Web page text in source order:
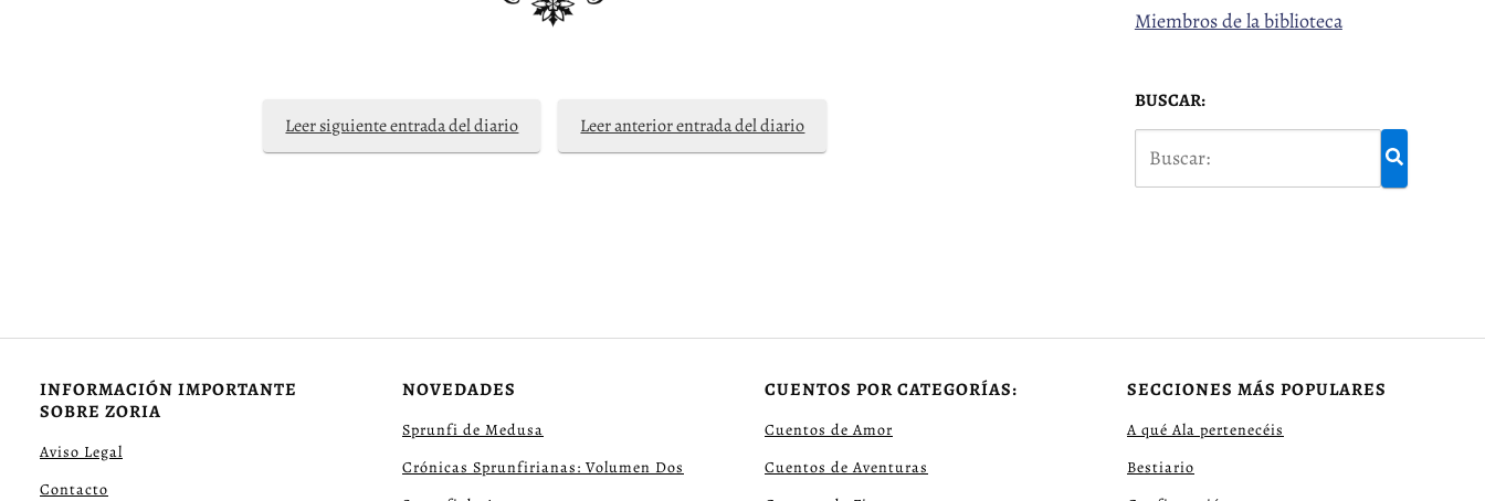
Leer siguiente entrada del diario Leer anterior entrada del diario
Miembros de la biblioteca
BUSCAR:
INFORMACIÓN IMPORTANTE
SOBRE ZORIA
Aviso Legal
Contacto
NOVEDADES
Sprunfi de Medusa
Crónicas Sprunfirianas: Volumen Dos
CUENTOS POR CATEGORÍAS:
Cuentos de Amor
Cuentos de Aventuras
SECCIONES MÁS POPULARES
A qué Ala pertenecéis
Bestiario